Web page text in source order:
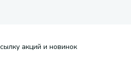
акций и новинок